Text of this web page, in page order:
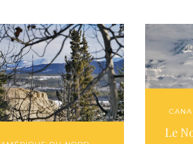
Le